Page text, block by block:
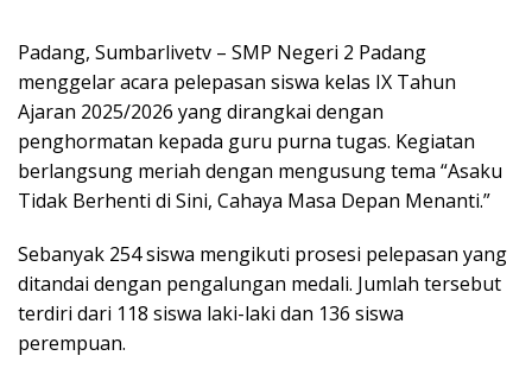
Padang, Sumbarlivetv – SMP Negeri 2 Padang
menggelar acara pelepasan siswa kelas IX Tahun
Ajaran 2025/2026 yang dirangkai dengan
penghormatan kepada guru purna tugas. Kegiatan
berlangsung meriah dengan mengusung tema “Asaku
Tidak Berhenti di Sini, Cahaya Masa Depan Menanti.”
Sebanyak 254 siswa mengikuti prosesi pelepasan yang
ditandai dengan pengalungan medali. Jumlah tersebut
terdiri dari 118 siswa laki-laki dan 136 siswa
perempuan.